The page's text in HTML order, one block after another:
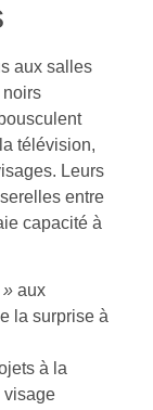
aux salles
noirs
télévision,
Leurs
entre
capacité à
» aux
la surprise à
à la
visage